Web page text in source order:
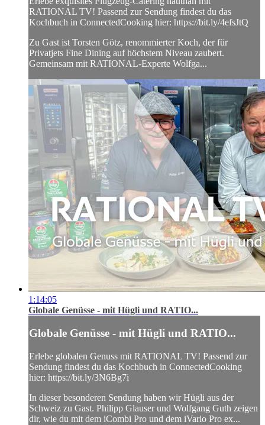
RATIONAL TV! Passend zur Sendung findest du das
Kochbuch in ConnectedCooking hier: https://bit.ly/4efsJtQ
Zu Gast ist Torsten Götz, renommierter Koch, der für
Privatjets Fine Dining auf höchstem Niveau zaubert.
Gemeinsam mit RATIONAL-Experte Wolfga...
1:14:05
Globale Genüsse - mit Hügli und RATIO...
Globale Genüsse - mit Hügli und RATIO...
Erlebe globalen Genuss mit RATIONAL TV! Passend zur
Sendung findest du das Kochbuch in ConnectedCooking
hier: https://bit.ly/3N6Bg7i
In dieser besonderen Sendung haben wir Hügli aus der
Schweiz zu Gast. Philipp Glauser und Wolfgang Guth zeigen
dir, wie du mit dem iCombi Pro und dem iVario Pro ex...